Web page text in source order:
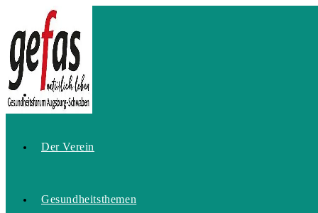
Inhalt
springen
Home
Der Verein
Gesundheitsthemen